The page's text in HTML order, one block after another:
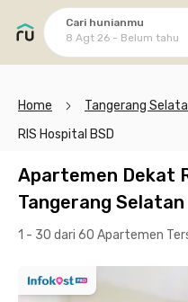
Cari hunianmu
8 Agt 26 - Belum tahu
Home Tangerang
RIS Hospital BSD
Apartemen Dekat
Tangerang Selatan
1 - 30 dari 60 Apartemen